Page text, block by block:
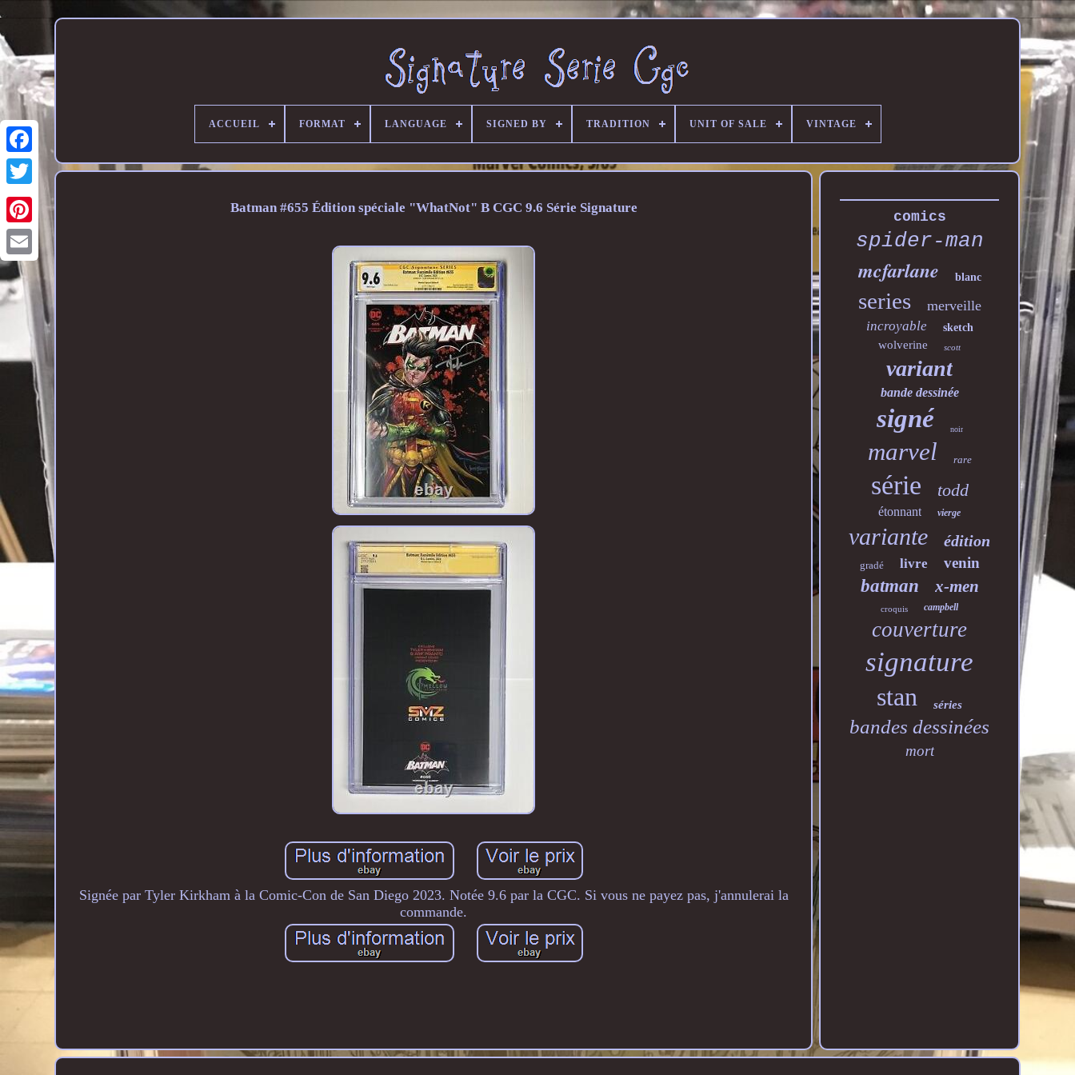
ACCUEIL FORMAT LANGUAGE SIGNED BY TRADITION UNIT OF SALE VINTAGE
Batman #655 Édition spéciale "WhatNot" B CGC 9.6 Série Signature
Signée par Tyler Kirkham à la Comic-Con de San Diego 2023. Notée 9.6 par la CGC. Si vous ne payez pas, j'annulerai la
commande.
comics
spider-man
mcfarlane blanc
series merveille
incroyable sketch
wolverine scott
variant
bande dessinée
signé noir
marvel rare
série todd
étonnant vierge
variante édition
gradé livre venin
batman x-men
croquis campbell
couverture
signature
stan séries
bandes dessinées
mort